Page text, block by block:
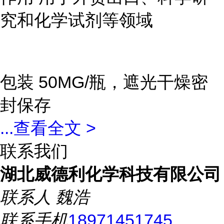
究和化学试剂等领域
包装 50MG/瓶，遮光干燥密
封保存
...查看全文 >
联系我们
湖北威德利化学科技有限公司
联系人 魏浩
联系手机18971451745